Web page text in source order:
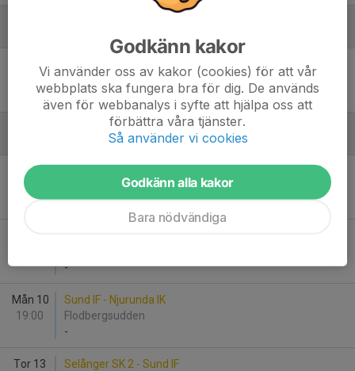
Tor 2
19:00
Kovlands IF - Sund IF
Ånäsvallen
4- 0
Sön 2
17:00
Flodbergsudden
2-5
-
Mån 10
19:00
Sund IF - Njurunda IK
Flodbergsudden
-
Tor 13
Selånger SK 2 - Sund IF
Godkänn kakor
Vi använder oss av kakor (cookies) för att vår
webbplats ska fungera bra för dig. De används
även för webbanalys i syfte att hjälpa oss att
förbättra våra tjänster.
Så använder vi cookies
Godkänn alla kakor
Bara nödvändiga